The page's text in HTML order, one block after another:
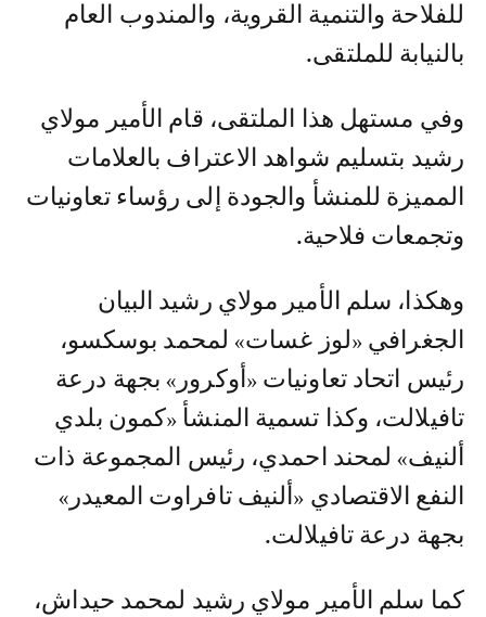
للفلاحة والتنمية القروية، والمندوب العام
بالنيابة للملتقى.
وفي مستهل هذا الملتقى، قام الأمير مولاي
رشيد بتسليم شواهد الاعتراف بالعلامات
المميزة للمنشأ والجودة إلى رؤساء تعاونيات
وتجمعات فلاحية.
وهكذا، سلم الأمير مولاي رشيد البيان
الجغرافي «لوز غسات» لمحمد بوسكسو،
رئيس اتحاد تعاونيات «أوكرور» بجهة درعة
تافيلالت، وكذا تسمية المنشأ «كمون بلدي
ألنيف» لمحند احمدي، رئيس المجموعة ذات
النفع الاقتصادي «ألنيف تافراوت المعيدر»
بجهة درعة تافيلالت.
كما سلم الأمير مولاي رشيد لمحمد حيداش،